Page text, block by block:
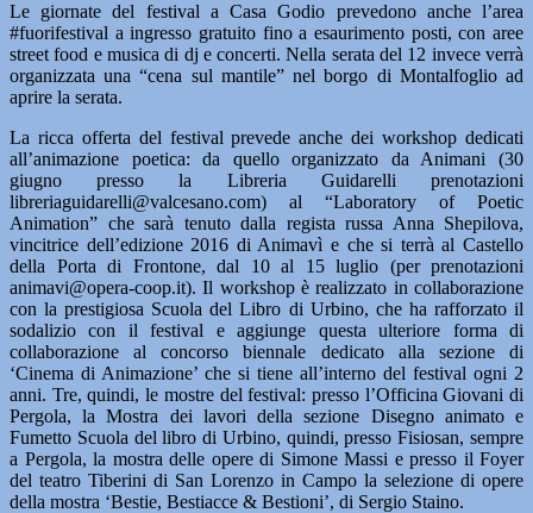
Le giornate del festival a Casa Godio prevedono anche l’area
#fuorifestival a ingresso gratuito fino a esaurimento posti, con aree
street food e musica di dj e concerti. Nella serata del 12 invece verrà
organizzata una “cena sul mantile” nel borgo di Montalfoglio ad
aprire la serata.
La ricca offerta del festival prevede anche dei workshop dedicati
all’animazione poetica: da quello organizzato da Animani (30
giugno presso la Libreria Guidarelli prenotazioni
libreriaguidarelli@valcesano.com) al “Laboratory of Poetic
Animation” che sarà tenuto dalla regista russa Anna Shepilova,
vincitrice dell’edizione 2016 di Animavì e che si terrà al Castello
della Porta di Frontone, dal 10 al 15 luglio (per prenotazioni
animavi@opera-coop.it). Il workshop è realizzato in collaborazione
con la prestigiosa Scuola del Libro di Urbino, che ha rafforzato il
sodalizio con il festival e aggiunge questa ulteriore forma di
collaborazione al concorso biennale dedicato alla sezione di
‘Cinema di Animazione’ che si tiene all’interno del festival ogni 2
anni. Tre, quindi, le mostre del festival: presso l’Officina Giovani di
Pergola, la Mostra dei lavori della sezione Disegno animato e
Fumetto Scuola del libro di Urbino, quindi, presso Fisiosan, sempre
a Pergola, la mostra delle opere di Simone Massi e presso il Foyer
del teatro Tiberini di San Lorenzo in Campo la selezione di opere
della mostra ‘Bestie, Bestiacce & Bestioni’, di Sergio Staino.